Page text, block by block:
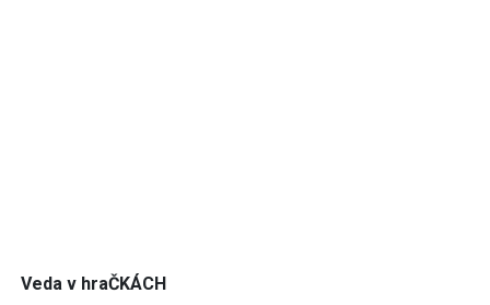
Veda v hraČKÁCH